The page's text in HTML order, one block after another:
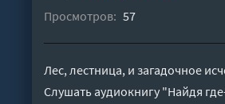
Просмотров: 57
Лес, лестница, и загадочное
Слушать аудиокнигу "Найдя